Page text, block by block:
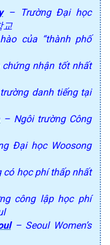
– Trường Đại học
교
của “thành phố
nhận tốt nhất
danh tiếng tại
– Ngôi trường Công
Đại học Woosong
học phí thấp nhất
công lập học phí
– Seoul Women’s